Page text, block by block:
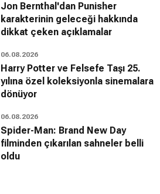
Jon Bernthal'dan Punisher
karakterinin geleceği hakkında
dikkat çeken açıklamalar
06.08.2026
Harry Potter ve Felsefe Taşı 25.
yılına özel koleksiyonla sinemalara
dönüyor
06.08.2026
Spider-Man: Brand New Day
filminden çıkarılan sahneler belli
oldu